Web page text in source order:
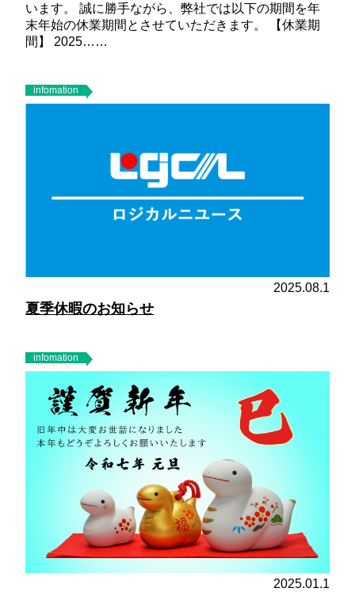
います。 誠に勝手ながら、弊社では以下の期間を年
末年始の休業期間とさせていただきます。
【休業期
間】
2025……
infomation
2025.08.1
夏季休暇のお知らせ
infomation
2025.01.1